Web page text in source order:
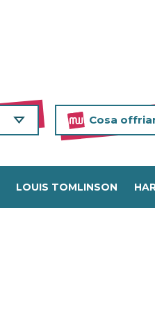
Cosa
LOUIS TOMLINSON